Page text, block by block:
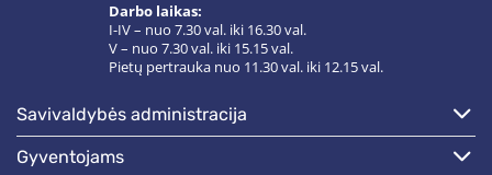
Darbo laikas:
I-IV – nuo 7.30 val. iki 16.30 val.
V – nuo 7.30 val. iki 15.15 val.
Pietų pertrauka nuo 11.30 val. iki 12.15 val.
savivaldybės administracija
gyventojams